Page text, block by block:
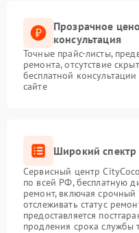
Прозрачное
консультация
Точные прайс-листы,
ремонта, отсутствие
бесплатной
сайте
Широкий спектр
Сервисный центр
по всей РФ, бесплатную
ремонт, включая
отслеживать статус
предоставляется
продления срока службы